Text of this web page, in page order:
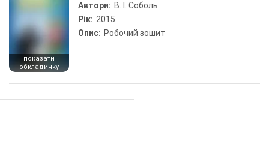
показати
обкладинку
Автори: В. І. Соболь
Рік: 2015
Опис: Робочий зошит